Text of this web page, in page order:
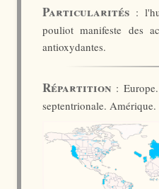
Particularités :
pouliot manifeste des
antioxydantes.
Répartition :
septentrionale. Amérique.